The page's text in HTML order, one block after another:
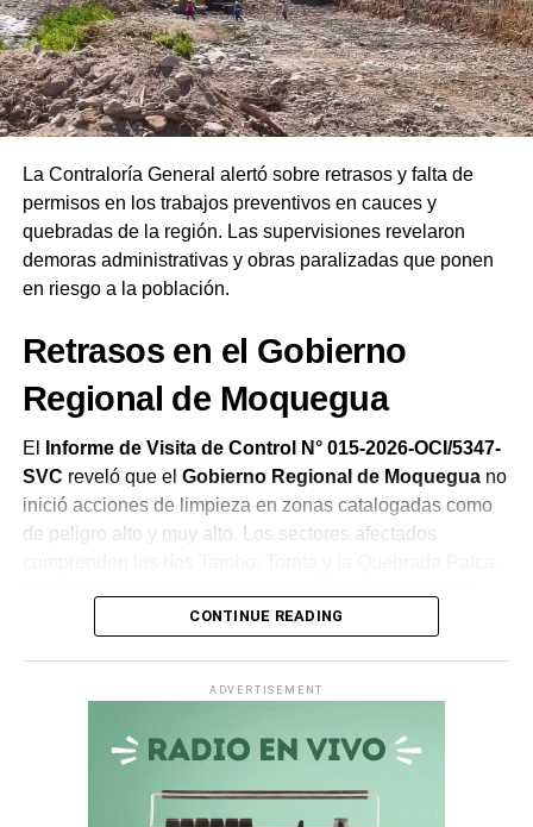
Ejecutivo, el líder instó a la ciudadanía a interceder por
las autoridades salientes y entrantes. Finalmente,
remarcó que las Asambleas de Dios del Perú celebran su
19.ª Confraternidad Regional en Ilo reafirmando el
compromiso de la iglesia de orar constantemente por el
bienestar del país.
La Contraloría General alertó sobre retrasos y falta de
permisos en los trabajos preventivos en cauces y
quebradas de la región. Las supervisiones revelaron
demoras administrativas y obras paralizadas que ponen
en riesgo a la población.
Retrasos en el Gobierno
Regional de Moquegua
El
Informe de Visita de Control N° 015-2026-OCI/5347-
SVC reveló que el Gobierno Regional de Moqueguano
inició acciones de limpieza en zonas catalogadas como
de peligro alto y muy alto. Los sectores afectados
descolmatación adjudicado porS/ 70 000quedó
la nulidad del servicio debido a incompatibilidades en los
términos de referencia, dejando vulnerable a la zona.
CONTINUE READING
ADVERTISEMENT